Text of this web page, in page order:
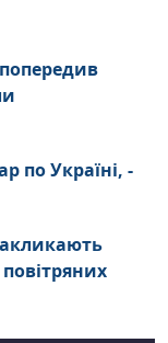
по Україні, -